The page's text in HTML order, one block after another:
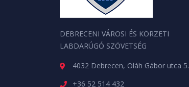
DEBRECENI VÁROSI ÉS KÖRZETI
LABDARÚGÓ SZÖVETSÉG
4032 Debrecen, Oláh Gábor utca 5.
+36 52 514 432